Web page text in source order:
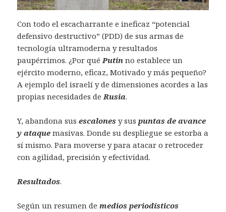
Con todo el escacharrante e ineficaz “potencial
defensivo destructivo” (PDD) de sus armas de
tecnología ultramoderna y resultados
paupérrimos. ¿Por quéPutinno establece un
ejército moderno, eficaz, Motivado y más pequeño?
A ejemplo del israelí y de dimensiones acordes a las
propias necesidades deRusia.
Y, abandona susescalones y suspuntas de avance
y ataque masivas. Donde su despliegue se estorba a
sí mismo. Para moverse y para atacar o retroceder
con agilidad, precisión y efectividad.
Resultados.
Según un resumen demedios periodísticos